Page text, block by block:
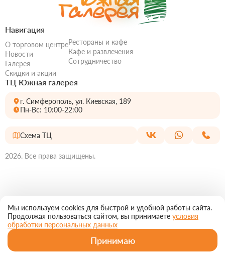
Мы используем cookies для быстрой и удобной работы сайта.
Продолжая пользоваться сайтом, вы принимаете условия
обработки персональных данных
Принимаю
Навигация
О торговом центре
Новости
Галерея
Скидки и акции
Рестораны и кафе
Кафе и развлечения
Сотрудничество
ТЦ Южная галерея
г. Симферополь, ул. Киевская, 189
Пн-Вс: 10:00-22:00
Схема ТЦ
2026. Все права защищены.